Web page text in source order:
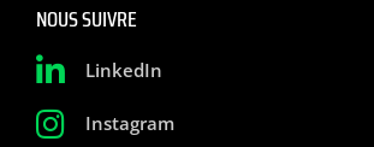
NOUS SUIVRE
LinkedIn
Instagram